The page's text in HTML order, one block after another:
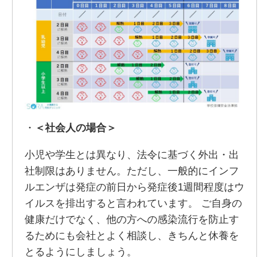
・ ＜社会人の場合＞
小児や学生とは異なり、法令に基づく外出・出
社制限はありません。ただし、一般的にインフ
ルエンザは発症の前日から発症後1週間程度はウ
イルスを排出すると言われています。 ご自身の
健康だけでなく、他の方への感染流行を防止す
るためにも会社とよく相談し、きちんと休養を
とるようにしましょう。